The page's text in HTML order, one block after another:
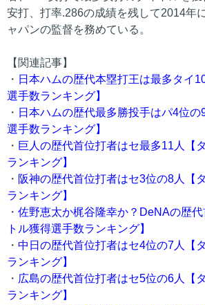
安打、打率.286の成績を残して2014年
ャパンの監督を務めている。
【関連記事】
・ 日本ハムの歴代本塁打王は最多タイ
選手数ランキング】
・ 日本ハムの歴代最多勝投手はパ4位
選手数ランキング】
・ 巨人の歴代首位打者はセ最多11人【
ランキング】
・ 阪神の歴代首位打者はセ3位の8人【
ランキング】
・ 佐野恵太か梶谷隆幸か？DeNAの歴
トル獲得選手数ランキング】
・ 中日の歴代首位打者はセ4位の7人【
ランキング】
・ 広島の歴代首位打者はセ5位の6人【
ランキング】